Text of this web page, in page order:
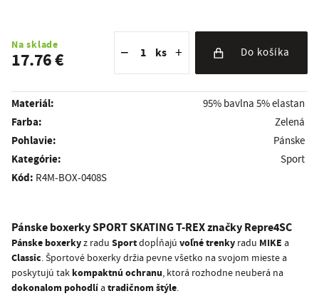
Na sklade
17.76 € − ks + Do košíka
Materiál: 95% bavlna 5% elastan
Farba: Zelená
Pohlavie: Pánske
kategórie: Sport
Kód: R4M-BOX-0408S
Pánske boxerkySPORT SKATING T-REXznačkyRepre4SC
Pánske boxerkyz radu Sportdopĺňajú voľné trenky radu MIKE a
Classic. Športové boxerky držia pevne všetko na svojom mieste a
poskytujú tak kompaktnú ochranu, ktorá rozhodne neuberá na
dokonalom pohodlí atradičnom štýle.